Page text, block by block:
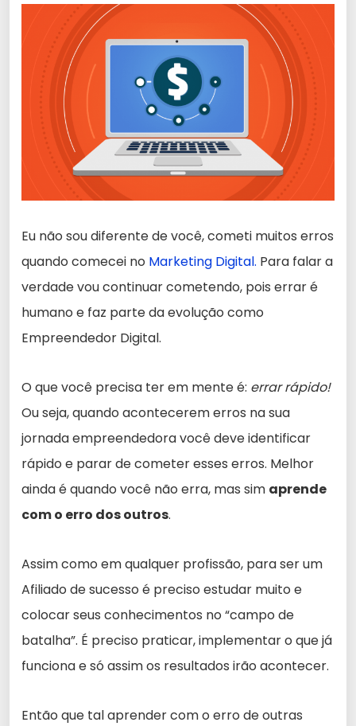
Eu não sou diferente de você, cometi muitos erros
quando comecei no Marketing Digital. Para falar a
verdade vou continuar cometendo, pois errar é
humano e faz parte da evolução como
Empreendedor Digital.
O que você precisa ter em mente é: errar rápido!
Ou seja, quando acontecerem erros na sua
jornada empreendedora você deve identificar
rápido e parar de cometer esses erros. Melhor
ainda é quando você não erra, mas sim aprende
com o erro dos outros.
Assim como em qualquer profissão, para ser um
Afiliado de sucesso é preciso estudar muito e
colocar seus conhecimentos no “campo de
batalha”. É preciso praticar, implementar o que já
funciona e só assim os resultados irão acontecer.
Então que tal aprender com o erro de outras